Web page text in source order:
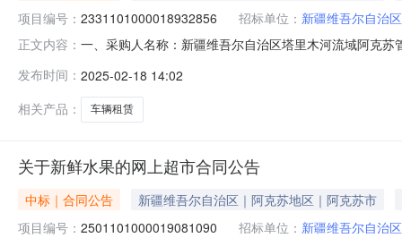
项目编号： 2331101000018932856 招标单位： 新疆维吾尔自治
正文内容： 一、采购人名称：新疆维吾尔自治区塔里木河流域阿克
辆1.020002000服务要求或标的基本概况：七、其它事
发布时间： 2025-02-18 14:02
相关产品：
车辆租赁
关于新鲜水果的网上超市合同公告
中标｜合同公告
新疆维吾尔自治区｜阿克苏地区｜阿克苏市
项目编号： 2501101000019081090 招标单位： 新疆维吾尔自治